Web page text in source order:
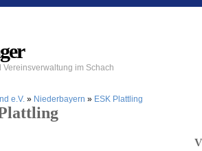
im Schach
e.V. » Niederbayern » ESK Plattling